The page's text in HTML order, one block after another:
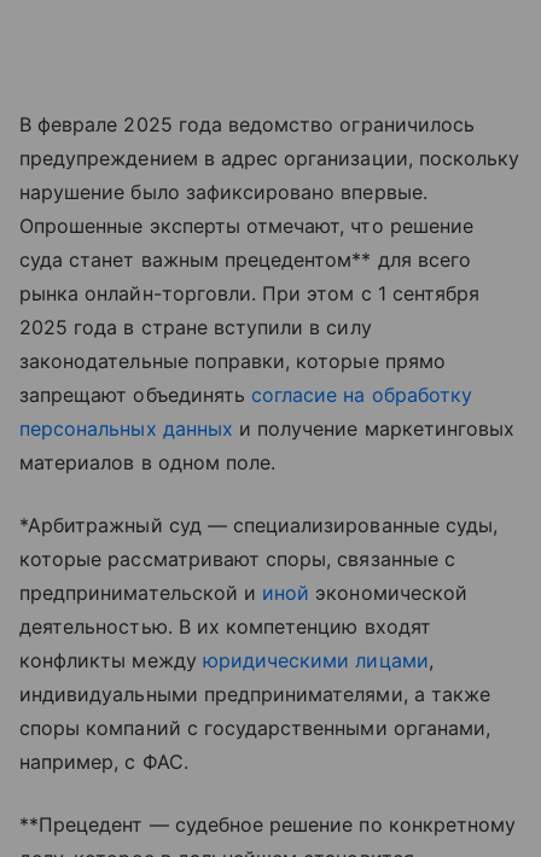
В феврале 2025 года ведомство ограничилось
предупреждением в адрес организации, поскольку
нарушение было зафиксировано впервые.
Опрошенные эксперты отмечают, что решение
суда станет важным прецедентом** для всего
рынка онлайн-торговли. При этом с 1 сентября
2025 года в стране вступили в силу
законодательные поправки, которые прямо
запрещают объединять согласие на обработку
персональных данных и получение маркетинговых
материалов в одном поле.
*Арбитражный суд — специализированные суды,
которые рассматривают споры, связанные с
предпринимательской и иной экономической
деятельностью. В их компетенцию входят
конфликты между юридическими лицами,
индивидуальными предпринимателями, а также
споры компаний с государственными органами,
например, с ФАС.
**Прецедент — судебное решение по конкретному